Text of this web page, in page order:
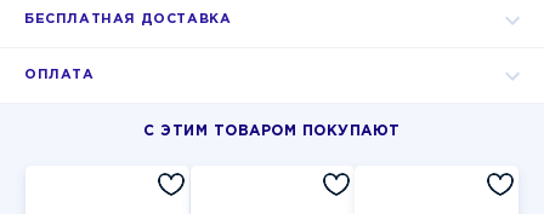
БЕСПЛАТНАЯ ДОСТАВКА
ОПЛАТА
С ЭТИМ ТОВАРОМ ПОКУПАЮТ